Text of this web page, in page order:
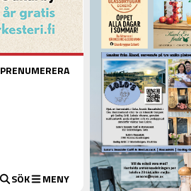
PRENUMERERA
SÖK MENY